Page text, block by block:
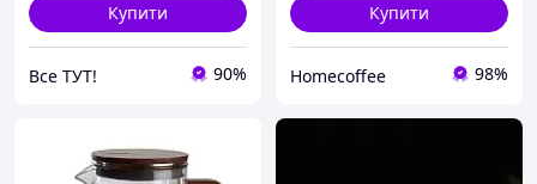
Купити
Все ТУТ! 90%
Купити
Homecoffee 98%